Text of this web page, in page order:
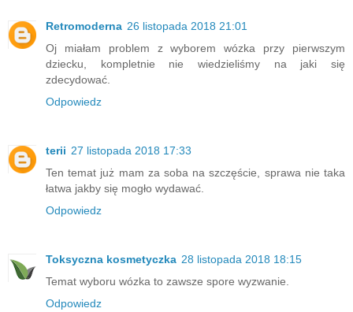
Retromoderna 26 listopada 2018 21:01
Oj miałam problem z wyborem wózka przy pierwszym
dziecku, kompletnie nie wiedzieliśmy na jaki się
zdecydować.
Odpowiedz
terii 27 listopada 2018 17:33
Ten temat już mam za soba na szczęście, sprawa nie taka
łatwa jakby się mogło wydawać.
Odpowiedz
Toksyczna kosmetyczka 28 listopada 2018 18:15
Temat wyboru wózka to zawsze spore wyzwanie.
Odpowiedz